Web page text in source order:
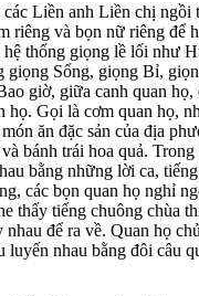
Liền anh Liền chị ngồi
riêng và bọn nữ riêng để
hệ thống giọng lề lối như
giọng Sổng, giọng Bỉ,
giờ, giữa canh quan họ,
họ. Gọi là cơm quan họ,
ăn đặc sản của địa
bánh trái hoa quả. Trong
bằng những lời ca,
các bọn quan họ nghỉ
thấy tiếng chuông chùa
nhau để ra về. Quan họ
luyến nhau bằng đôi câu